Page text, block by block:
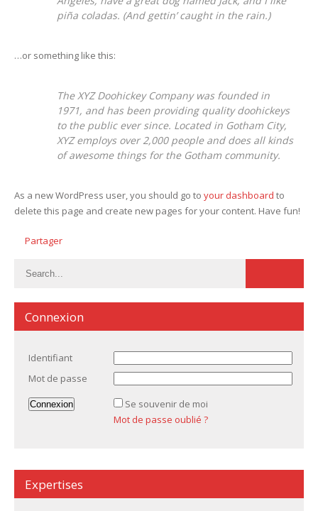
piña coladas. (And gettin’ caught in the rain.)
…or something like this:
The XYZ Doohickey Company was founded in
1971, and has been providing quality doohickeys
to the public ever since. Located in Gotham City,
XYZ employs over 2,000 people and does all kinds
of awesome things for the Gotham community.
As a new WordPress user, you should go to your dashboard to
delete this page and create new pages for your content. Have fun!
Partager
Connexion
Identifiant
Mot de passe
Se souvenir de moi
Mot de passe oublié ?
Expertises